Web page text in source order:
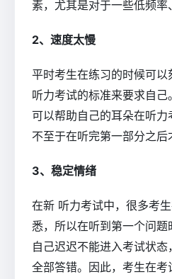
素，尤其是对于一些低频率
2、速度太慢
平时考生在练习的时候可
听力考试的标准来要求自己
可以帮助自己的耳朵在听力
不至于在听完第一部分之后
3、稳定情绪
在新 听力考试中，很多考
悉，所以在听到第一个问
自己迟迟不能进入考试状
全部答错。因此，考生在